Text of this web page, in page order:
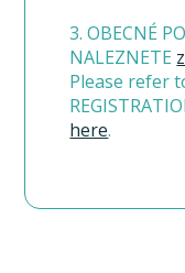
3. OBECNÉ
NALEZNETE
Please refer
here.